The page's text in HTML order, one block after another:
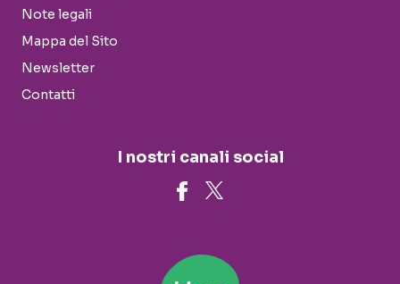
Note legali
Mappa del Sito
Newsletter
Contatti
I nostri canali social